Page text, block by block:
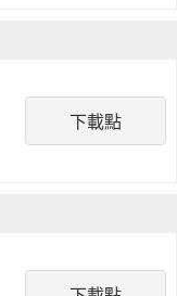
下載點